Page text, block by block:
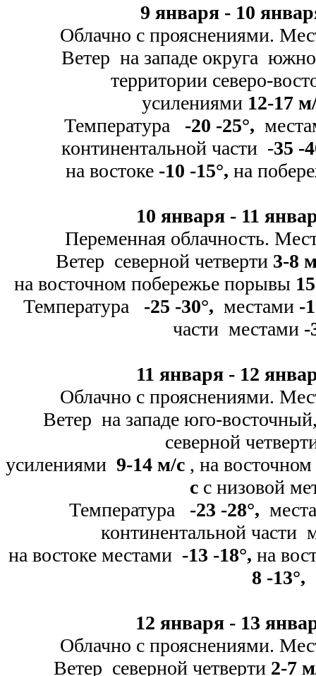
9 января - 10
Облачно с прояснениями.
Ветер на западе округа
территории северо-
усилениями 12-17
Температура
-20 -25°,
континентальной части -35 -
на востоке -10 -15°,на
10 января - 11
Переменная облачность.
Ветер северной четверти 3-8
на восточном побережье порывы
Температура
-25 -30°, местами -
части местами -
11 января - 12
Облачно с прояснениями.
Ветер на западе юго-
северной
усилениями9-14 м/с , на
с с низовой
Температура
-23 -28°,
континентальной части
на востоке местами -13 -18°, на
8 -13°,
12 января - 13
Облачно с прояснениями.
Ветер северной четверти 2-7